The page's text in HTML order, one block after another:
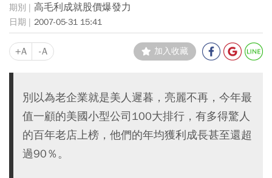
高毛利成就股價爆發力
2007-05-31 15:41
+A -A 加入收藏
別以為老企業就是美人遲暮，亮麗不再，今年最
值一顧的美國小型公司100大排行，有多得驚人
的百年老店上榜，他們的年均獲利成長甚至還超
過90％。